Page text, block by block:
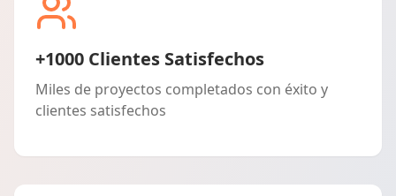
+1000 Clientes Satisfechos
Miles de proyectos completados con éxito y
clientes satisfechos